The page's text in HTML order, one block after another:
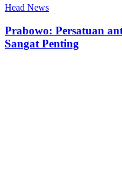
Head News
Prabowo: Persatuan
Sangat Penting